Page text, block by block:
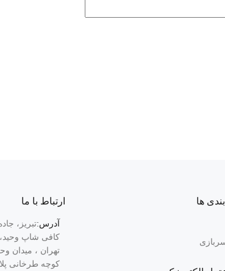
ها ارتباط با ما
آدرس:
کافی شاپ
تهران ، میدان
کوچه طرخانی پلاک 274-